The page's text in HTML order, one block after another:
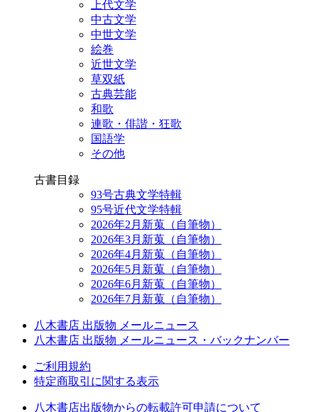
上代文学
中古文学
中世文学
絵巻
近世文学
草双紙
古典芸能
和歌
連歌・俳諧・狂歌
国語学
その他
古書目録
93号古典文学特輯
95号近代文学特輯
2026年2月新蒐（自筆物）
2026年3月新蒐（自筆物）
2026年4月新蒐（自筆物）
2026年5月新蒐（自筆物）
2026年6月新蒐（自筆物）
2026年7月新蒐（自筆物）
八木書店 出版物 メールニュース
八木書店 出版物 メールニュース・バックナンバー
ご利用規約
特定商取引に関する表示
八木書店出版物からの転載許可申請について